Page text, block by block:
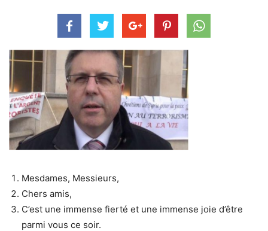
Mesdames, Messieurs,
Chers amis,
C’est une immense fierté et une immense joie d’être
parmi vous ce soir.